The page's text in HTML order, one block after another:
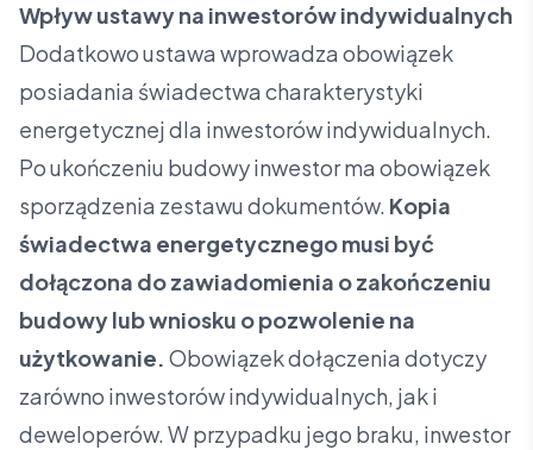
Wpływ ustawy na inwestorów indywidualnych
Dodatkowo ustawa wprowadza obowiązek
posiadania świadectwa charakterystyki
energetycznej dla inwestorów indywidualnych.
Po ukończeniu budowy inwestor ma obowiązek
sporządzenia zestawu dokumentów. Kopia
świadectwa energetycznego musi być
dołączona do zawiadomienia o zakończeniu
budowy lub wniosku o pozwolenie na
użytkowanie. Obowiązek dołączenia dotyczy
zarówno inwestorów indywidualnych, jak i
deweloperów. W przypadku jego braku, inwestor